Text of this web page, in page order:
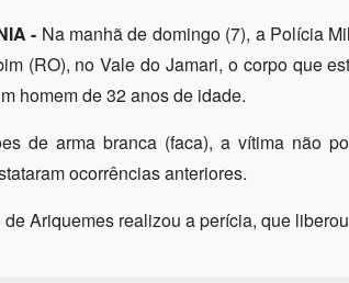
- Na manhã de domingo (7), a Polícia
(RO), no Vale do Jamari, o corpo que
homem de 32 anos de idade.
de arma branca (faca), a vítima não
ocorrências anteriores.
Ariquemes realizou a perícia, que